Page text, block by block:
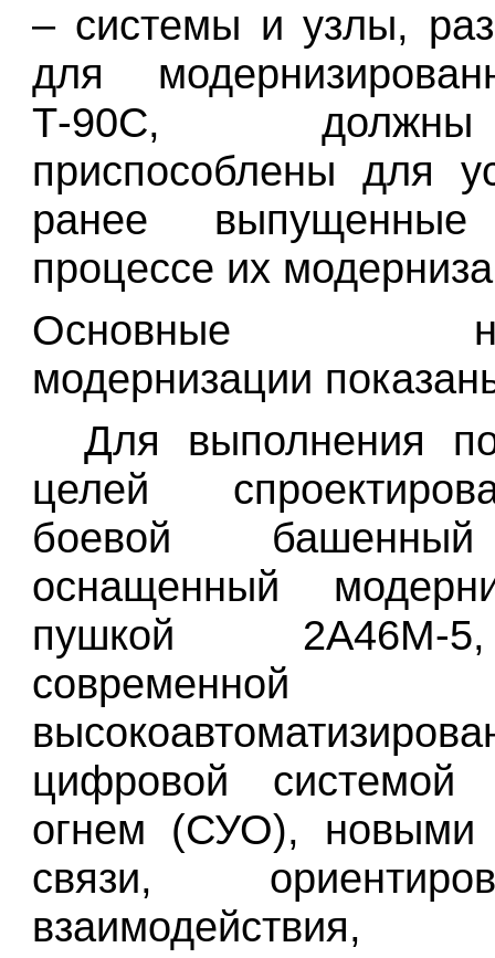
– системы и узлы,
для
Т-90С,
приспособлены для
ранее
процессе их
Основные
модернизации
Для выполнения
целей
боевой
оснащенный
пушкой 2А46М-
современной
цифровой системой
огнем (СУО), новыми
связи,